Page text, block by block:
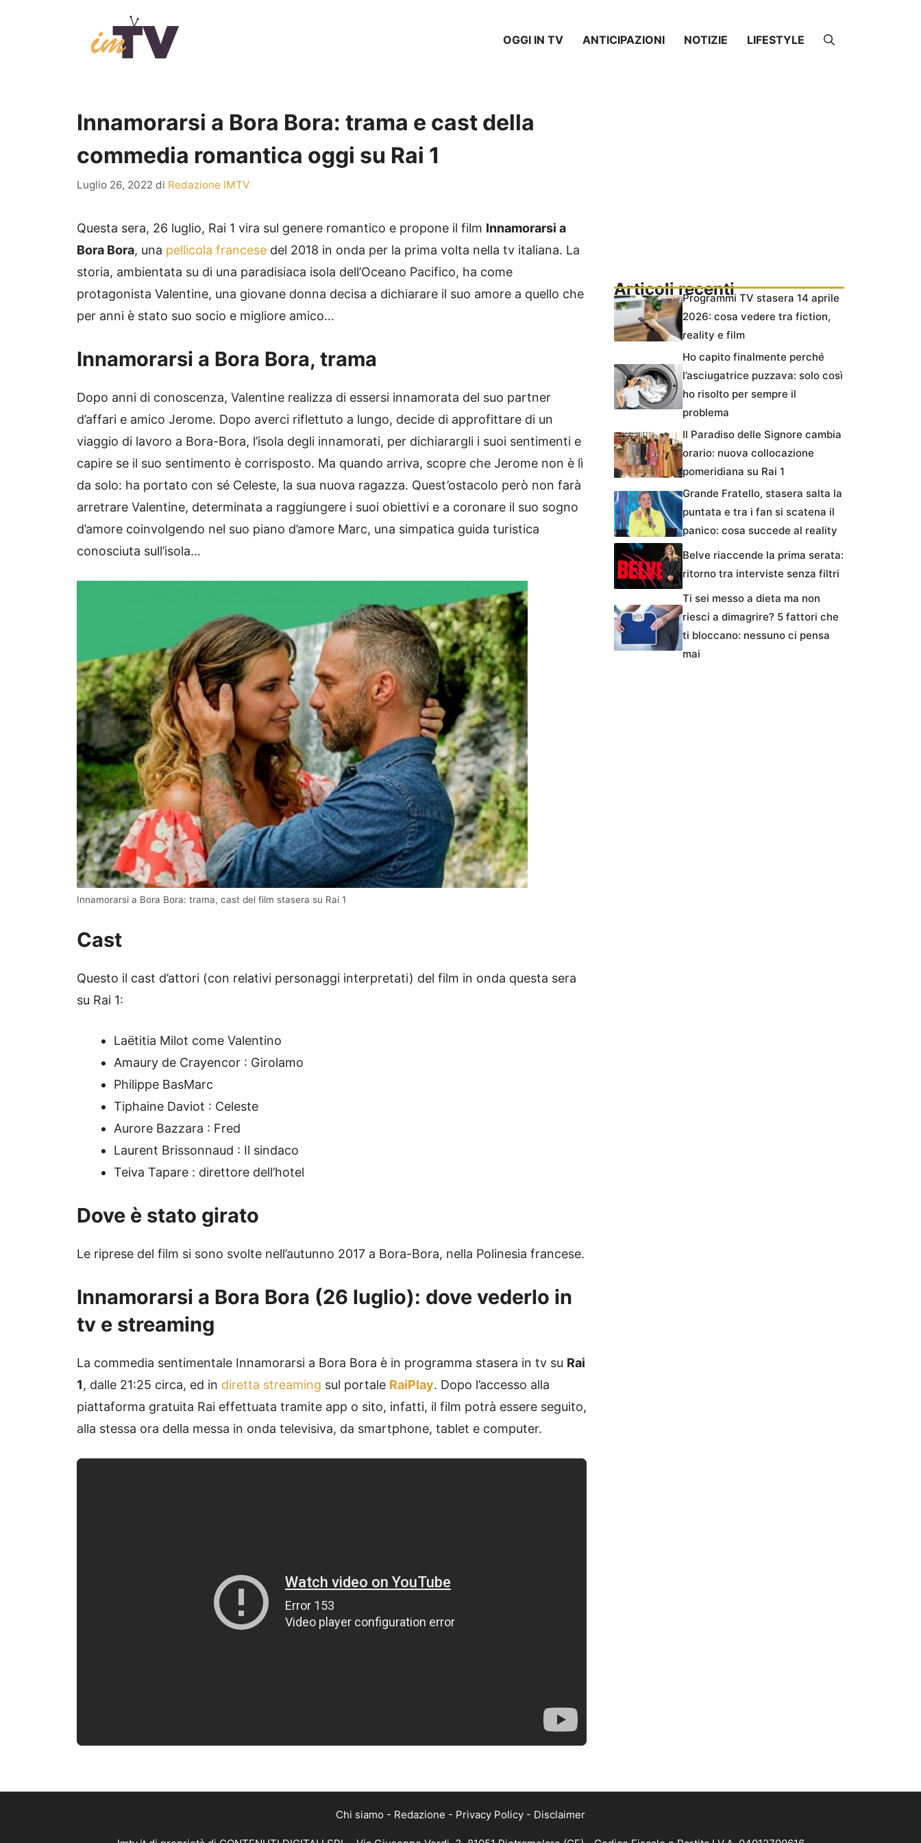
OGGI IN TV ANTICIPAZIONI NOTIZIE LIFESTYLE
Innamorarsi a Bora Bora: trama e cast della
commedia romantica oggi su Rai 1
Luglio 26, 2022 di Redazione IMTV
Questa sera, 26 luglio, Rai 1 vira sul genere romantico e propone il film Innamorarsi a
Bora Bora, una pellicola francese del 2018 in onda per la prima volta nella tv italiana. La
storia, ambientata su di una paradisiaca isola dell’Oceano Pacifico, ha come
protagonista Valentine, una giovane donna decisa a dichiarare il suo amore a quello che
per anni è stato suo socio e migliore amico…
Innamorarsi a Bora Bora, trama
Dopo anni di conoscenza, Valentine realizza di essersi innamorata del suo partner
d’affari e amico Jerome. Dopo averci riflettuto a lungo, decide di approfittare di un
viaggio di lavoro a Bora-Bora, l’isola degli innamorati, per dichiarargli i suoi sentimenti e
capire se il suo sentimento è corrisposto. Ma quando arriva, scopre che Jerome non è lì
da solo: ha portato con sé Celeste, la sua nuova ragazza. Quest’ostacolo però non farà
arretrare Valentine, determinata a raggiungere i suoi obiettivi e a coronare il suo sogno
d’amore coinvolgendo nel suo piano d’amore Marc, una simpatica guida turistica
conosciuta sull’isola…
Innamorarsi a Bora Bora: trama, cast del film stasera su Rai 1
Cast
Questo il cast d’attori (con relativi personaggi interpretati) del film in onda questa sera
su Rai 1:
Laëtitia Milot come Valentino
Amaury de Crayencor : Girolamo
Philippe BasMarc
Tiphaine Daviot : Celeste
Aurore Bazzara : Fred
Laurent Brissonnaud : Il sindaco
Teiva Tapare : direttore dell’hotel
Dove è stato girato
Le riprese del film si sono svolte nell’autunno 2017 a Bora-Bora, nella Polinesia francese.
Innamorarsi a Bora Bora (26 luglio): dove vederlo in
tv e streaming
La commedia sentimentale Innamorarsi a Bora Bora è in programma stasera in tv su Rai
1, dalle 21:25 circa, ed in diretta streaming sul portale RaiPlay. Dopo l’accesso alla
piattaforma gratuita Rai effettuata tramite app o sito, infatti, il film potrà essere seguito,
alla stessa ora della messa in onda televisiva, da smartphone, tablet e computer.
Articoli recentiProgrammi TV stasera 14 aprile
2026: cosa vedere tra fiction,
reality e film
Ho capito finalmente perché
l’asciugatrice puzzava: solo così
ho risolto per sempre il
problema
Il Paradiso delle Signore cambia
orario: nuova collocazione
pomeridiana su Rai 1
Grande Fratello, stasera salta la
puntata e tra i fan si scatena il
panico: cosa succede al reality
Belve riaccende la prima serata:
ritorno tra interviste senza filtri
Ti sei messo a dieta ma non
riesci a dimagrire? 5 fattori che
ti bloccano: nessuno ci pensa
mai
Chi siamo - Redazione - Privacy Policy - Disclaimer